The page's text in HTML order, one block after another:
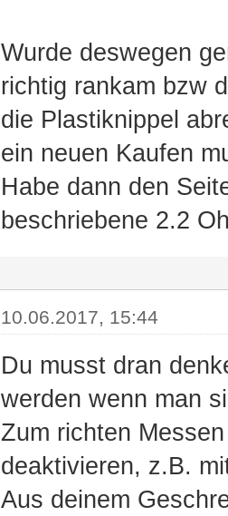
Wurde deswegen
richtig rankam bzw
die Plastiknippel
ein neuen Kaufen
Habe dann den
beschriebene 2.2
10.06.2017, 15:44
Du musst dran
werden wenn man
Zum richten
deaktivieren, z.B.
Aus deinem